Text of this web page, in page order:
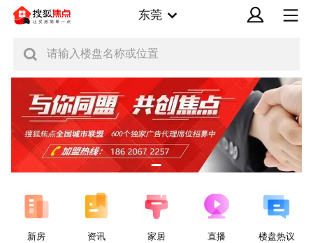
东莞
请输入楼盘名称或位置
新房 资讯 家居 直播 楼盘热议